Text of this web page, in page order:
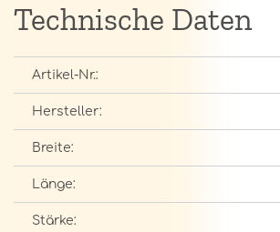
Technische Daten
Artikel-Nr.:
Hersteller:
Breite:
Länge:
Stärke: